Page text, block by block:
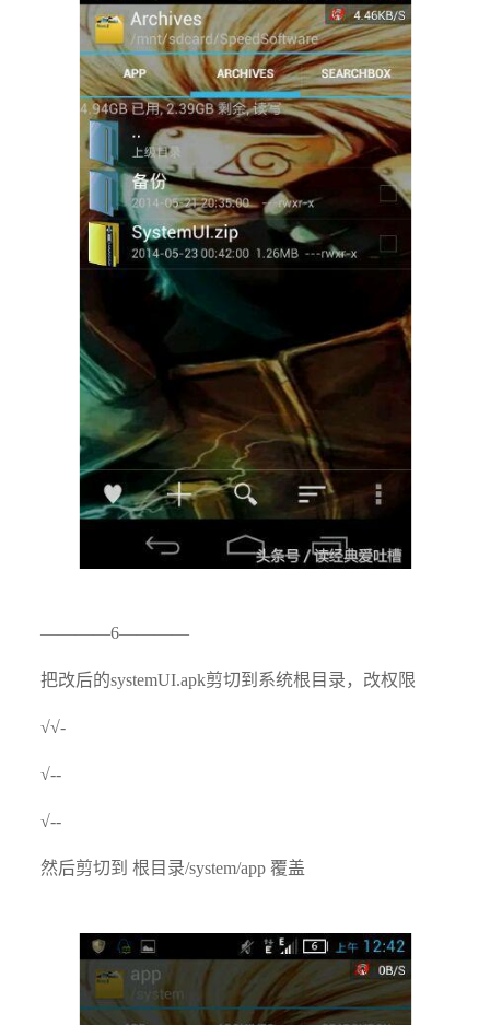
————6————
把改后的systemUI.apk剪切到系统根目录，改权限
√√-
√--
√--
然后剪切到 根目录/system/app 覆盖